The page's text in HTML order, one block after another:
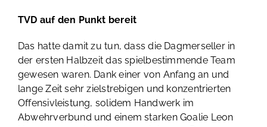
TVD auf den Punkt bereit
Das hatte damit zu tun, dass die Dagmerseller in
der ersten Halbzeit das spielbestimmende Team
gewesen waren. Dank einer von Anfang an und
lange Zeit sehr zielstrebigen und konzentrierten
Offensivleistung, solidem Handwerk im
Abwehrverbund und einem starken Goalie Leon